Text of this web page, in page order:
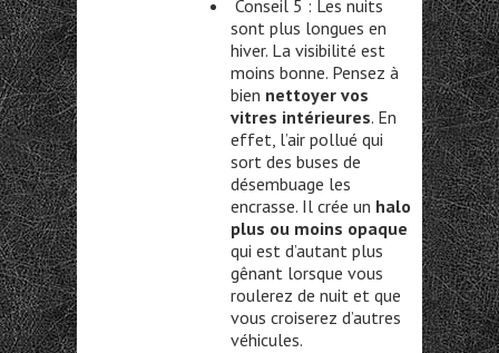
Conseil 5 : Les nuits
sont plus longues en
hiver. La visibilité est
moins bonne. Pensez à
bien nettoyer vos
vitres intérieures. En
effet, l’air pollué qui
sort des buses de
désembuage les
encrasse. Il crée un halo
plus ou moins opaque
qui est d’autant plus
gênant lorsque vous
roulerez de nuit et que
vous croiserez d’autres
véhicules.